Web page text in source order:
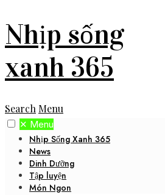
Nhịp sống
xanh 365
Search Menu
✕ Menu
Nhịp Sống Xanh 365
News
Dinh Dưỡng
Tập luyện
Món Ngon